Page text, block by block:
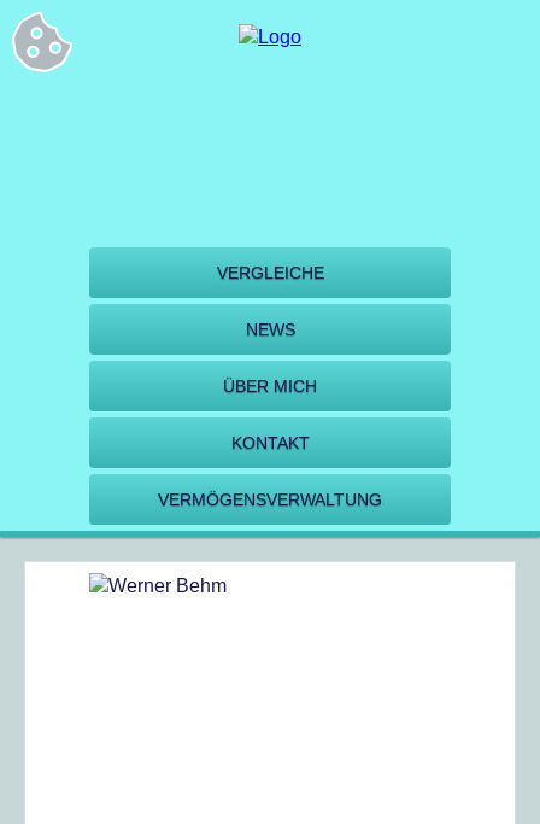
VERGLEICHE
NEWS
ÜBER MICH
KONTAKT
VERMÖGENSVERWALTUNG